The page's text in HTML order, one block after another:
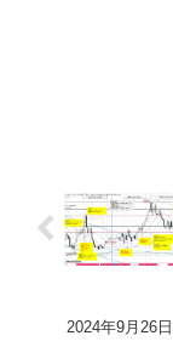
2024年9月26